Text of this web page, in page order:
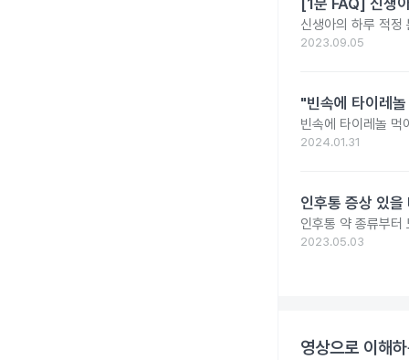
[1분 FAQ] 신생
신생아의 하루 적정
2023.09.05
"빈속에 타이레
빈속에 타이레놀 먹
2024.01.31
인후통 증상 있
인후통 약 종류부터
2023.05.03
영상으로 이해